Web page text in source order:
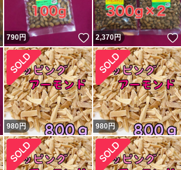
いいね！
790円 いいね！
2,370円
いいね！
980円 980円